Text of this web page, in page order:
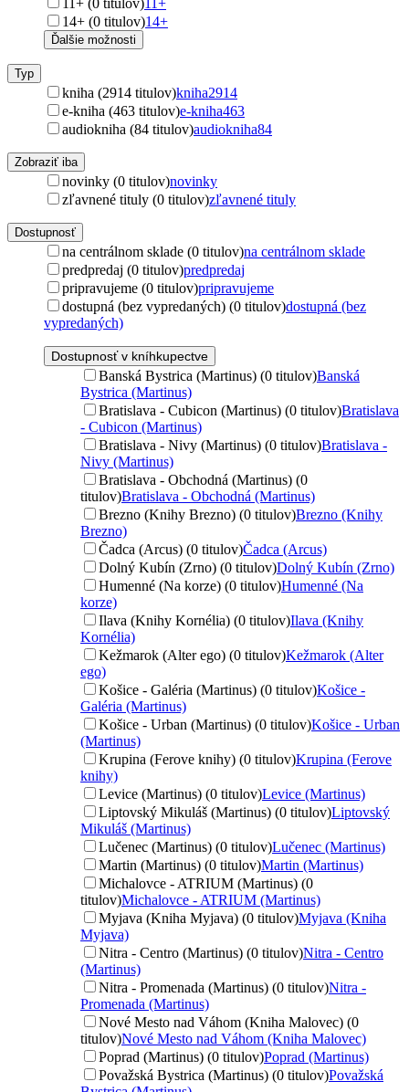
14+ (0 titulov)14+
Ďalšie možnosti
Typ
kniha (2914 titulov)kniha2914
e-kniha (463 titulov)e-kniha463
audiokniha (84 titulov)audiokniha84
Zobraziť iba
novinky (0 titulov)novinky
zľavnené tituly (0 titulov)zľavnené tituly
Dostupnosť
na centrálnom sklade (0 titulov)na centrálnom sklade
predpredaj (0 titulov)predpredaj
pripravujeme (0 titulov)pripravujeme
dostupná (bez vypredaných) (0 titulov)dostupná (bez
vypredaných)
Dostupnosť v kníhkupectve
Banská Bystrica (Martinus) (0 titulov)Banská
Bystrica (Martinus)
Bratislava - Cubicon (Martinus) (0 titulov)Bratislava
- Cubicon (Martinus)
Bratislava - Nivy (Martinus) (0 titulov)Bratislava -
Nivy (Martinus)
Bratislava - Obchodná (Martinus) (0
titulov)Bratislava - Obchodná (Martinus)
Brezno (Knihy Brezno) (0 titulov)Brezno (Knihy
Brezno)
Čadca (Arcus) (0 titulov)Čadca (Arcus)
Dolný Kubín (Zrno) (0 titulov)Dolný Kubín (Zrno)
Humenné (Na korze) (0 titulov)Humenné (Na
korze)
Ilava (Knihy Kornélia) (0 titulov)Ilava (Knihy
Kornélia)
Kežmarok (Alter ego) (0 titulov)Kežmarok (Alter
ego)
Košice - Galéria (Martinus) (0 titulov)Košice -
Galéria (Martinus)
Košice - Urban (Martinus) (0 titulov)Košice - Urban
(Martinus)
Krupina (Ferove knihy) (0 titulov)Krupina (Ferove
knihy)
Levice (Martinus) (0 titulov)Levice (Martinus)
Liptovský Mikuláš (Martinus) (0 titulov)Liptovský
Mikuláš (Martinus)
Lučenec (Martinus) (0 titulov)Lučenec (Martinus)
Martin (Martinus) (0 titulov)Martin (Martinus)
Michalovce - ATRIUM (Martinus) (0
titulov)Michalovce - ATRIUM (Martinus)
Myjava (Kniha Myjava) (0 titulov)Myjava (Kniha
Myjava)
Nitra - Centro (Martinus) (0 titulov)Nitra - Centro
(Martinus)
Nitra - Promenada (Martinus) (0 titulov)Nitra -
Promenada (Martinus)
Nové Mesto nad Váhom (Kniha Malovec) (0
titulov)Nové Mesto nad Váhom (Kniha Malovec)
Poprad (Martinus) (0 titulov)Poprad (Martinus)
Považská Bystrica (Martinus) (0 titulov)Považská